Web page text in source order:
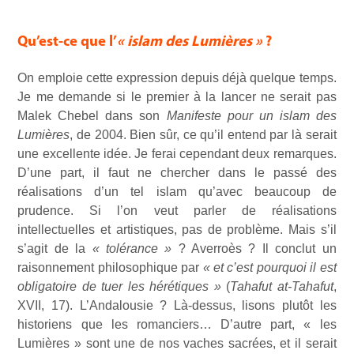
Qu’est-ce que l’« islam des Lumières »?
On emploie cette expression depuis déjà quelque temps.
Je me demande si le premier à la lancer ne serait pas
Malek Chebel dans son Manifeste pour un islam des
Lumières, de 2004. Bien sûr, ce qu’il entend par là serait
une excellente idée. Je ferai cependant deux remarques.
D’une part, il faut ne chercher dans le passé des
réalisations d’un tel islam qu’avec beaucoup de
prudence. Si l’on veut parler de réalisations
intellectuelles et artistiques, pas de problème. Mais s’il
s’agit de la « tolérance » ? Averroès ? Il conclut un
raisonnement philosophique par « et c’est pourquoi il est
obligatoire de tuer les hérétiques »(Tahafut at-Tahafut,
XVII, 17). L’Andalousie ? Là-dessus, lisons plutôt les
historiens que les romanciers… D’autre part, « les
Lumières » sont une de nos vaches sacrées, et il serait